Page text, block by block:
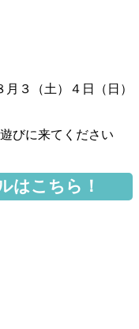
月３（土）４日（日）
びに来てください
はこちら！